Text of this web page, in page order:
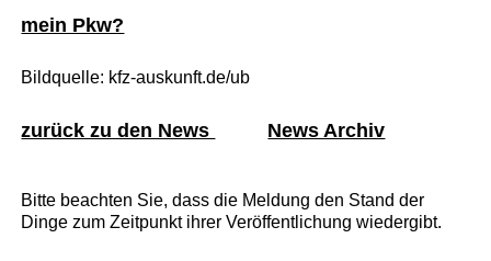
mein Pkw?
Bildquelle: kfz-auskunft.de/ub
zurück zu den News News Archiv
Bitte beachten Sie, dass die Meldung den Stand der
Dinge zum Zeitpunkt ihrer Veröffentlichung wiedergibt.